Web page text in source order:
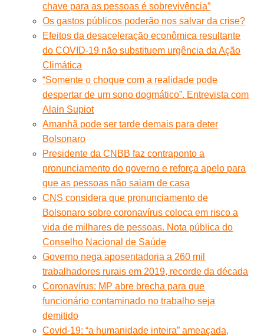
chave para as pessoas é sobrevivência”
Os gastos públicos poderão nos salvar da crise?
Efeitos da desaceleração econômica resultante
do COVID-19 não substituem urgência da Ação
Climática
“Somente o choque com a realidade pode
despertar de um sono dogmático”. Entrevista com
Alain Supiot
Amanhã pode ser tarde demais para deter
Bolsonaro
Presidente da CNBB faz contraponto a
pronunciamento do governo e reforça apelo para
que as pessoas não saiam de casa
CNS considera que pronunciamento de
Bolsonaro sobre coronavírus coloca em risco a
vida de milhares de pessoas. Nota pública do
Conselho Nacional de Saúde
Governo nega aposentadoria a 260 mil
trabalhadores rurais em 2019, recorde da década
Coronavírus: MP abre brecha para que
funcionário contaminado no trabalho seja
demitido
Covid-19: “a humanidade inteira” ameaçada,